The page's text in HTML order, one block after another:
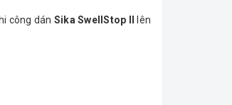
công dán Sika SwellStop II lên